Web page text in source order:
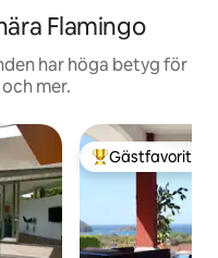
Flamingo
har höga betyg för
mer.
Populär
Gästfavorit